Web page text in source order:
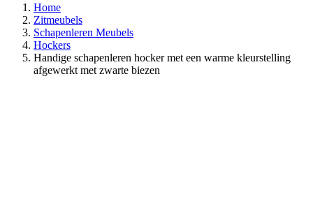
Home
Zitmeubels
Schapenleren Meubels
Hockers
Handige schapenleren hocker met een warme kleurstelling
afgewerkt met zwarte biezen